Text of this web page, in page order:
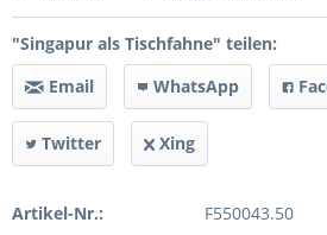
"Singapur als Tischfahne" teilen:
Email
WhatsApp
Twitter Xing
Artikel-Nr.: F550043.50